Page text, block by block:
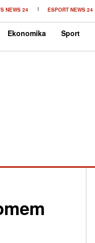
NEWS 24 ESPORT NEWS 24
Ekonomika Sport